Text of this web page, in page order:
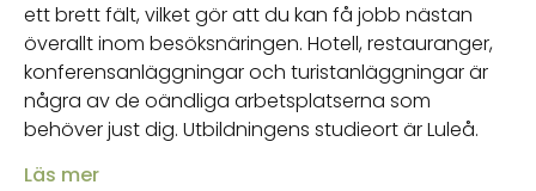
ett brett fält, vilket gör att du kan få jobb nästan
överallt inom besöksnäringen. Hotell, restauranger,
konferensanläggningar och turistanläggningar är
några av de oändliga arbetsplatserna som
behöver just dig. Utbildningens studieort är Luleå.
Läs mer